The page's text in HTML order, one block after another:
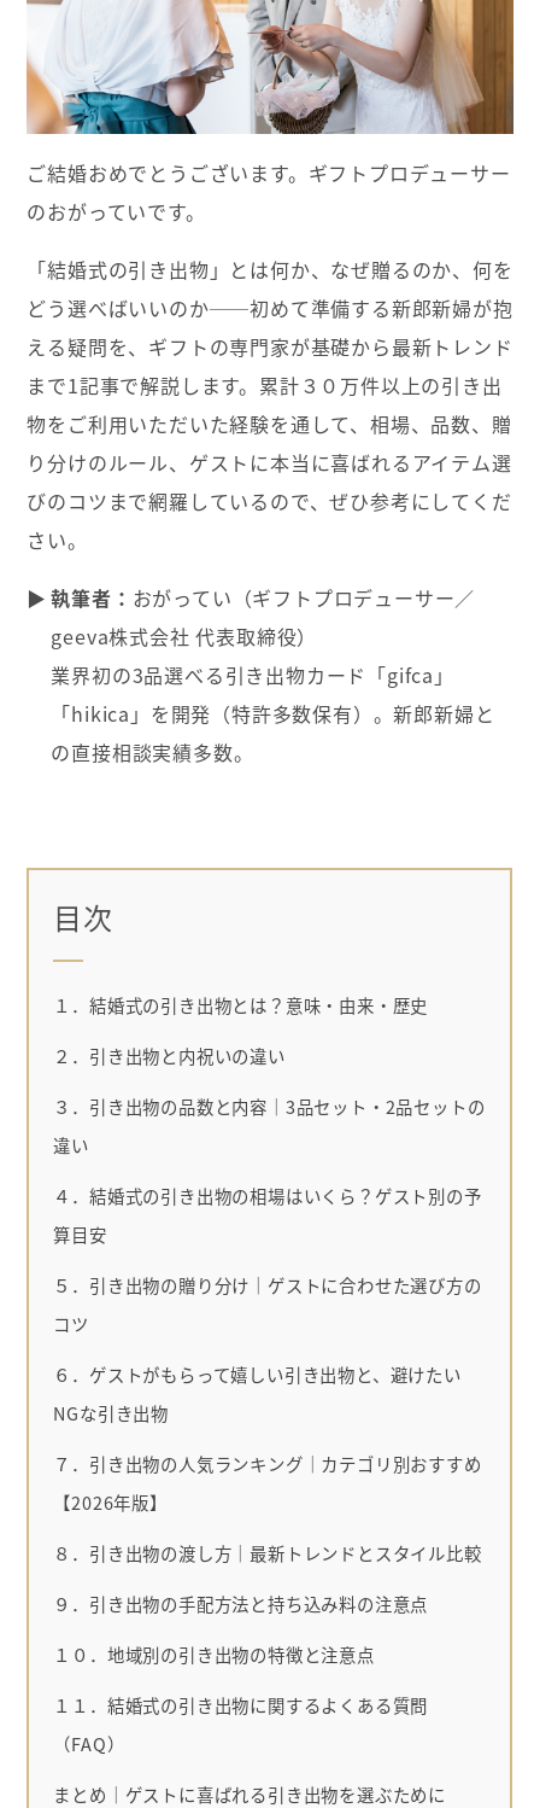
ご結婚おめでとうございます。ギフトプロデューサー
のおがっていです。
「結婚式の引き出物」とは何か、なぜ贈るのか、何を
どう選べばいいのか──初めて準備する新郎新婦が抱
える疑問を、ギフトの専門家が基礎から最新トレンド
まで1記事で解説します。累計３０万件以上の引き出
物をご利用いただいた経験を通して、相場、品数、贈
り分けのルール、ゲストに本当に喜ばれるアイテム選
びのコツまで網羅しているので、ぜひ参考にしてくだ
さい。
執筆者： おがってい（ギフトプロデューサー／
geeva株式会社 代表取締役）
業界初の3品選べる引き出物カード「gifca」
「hikica」を開発（特許多数保有）。新郎新婦と
の直接相談実績多数。
目次
１．結婚式の引き出物とは？意味・由来・歴史
２．引き出物と内祝いの違い
３．引き出物の品数と内容｜3品セット・2品セットの
違い
４．結婚式の引き出物の相場はいくら？ゲスト別の予
算目安
５．引き出物の贈り分け｜ゲストに合わせた選び方の
コツ
６．ゲストがもらって嬉しい引き出物と、避けたい
NGな引き出物
７．引き出物の人気ランキング｜カテゴリ別おすすめ
【2026年版】
８．引き出物の渡し方｜最新トレンドとスタイル比較
９．引き出物の手配方法と持ち込み料の注意点
１０．地域別の引き出物の特徴と注意点
１１．結婚式の引き出物に関するよくある質問
（FAQ）
まとめ｜ゲストに喜ばれる引き出物を選ぶために